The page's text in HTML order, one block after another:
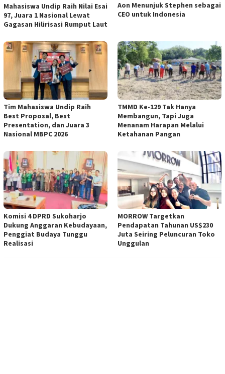
Mahasiswa Undip Raih Nilai Esai
97, Juara 1 Nasional Lewat
Gagasan Hilirisasi Rumput Laut
Aon Menunjuk Stephen sebagai
CEO untuk Indonesia
Tim Mahasiswa Undip Raih
Best Proposal, Best
Presentation, dan Juara 3
Nasional MBPC 2026
TMMD Ke-129 Tak Hanya
Membangun, Tapi Juga
Menanam Harapan Melalui
Ketahanan Pangan
Komisi 4 DPRD Sukoharjo
Dukung Anggaran Kebudayaan,
Penggiat Budaya Tunggu
Realisasi
MORROW Targetkan
Pendapatan Tahunan US$230
Juta Seiring Peluncuran Toko
Unggulan